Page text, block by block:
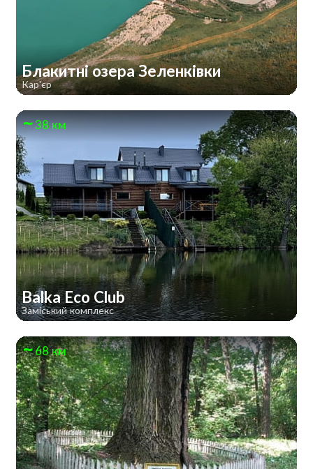
Блакитні озера Зеленківки
Кар'єр
38 км
Balka Eco Club
Заміський комплекс
68 км